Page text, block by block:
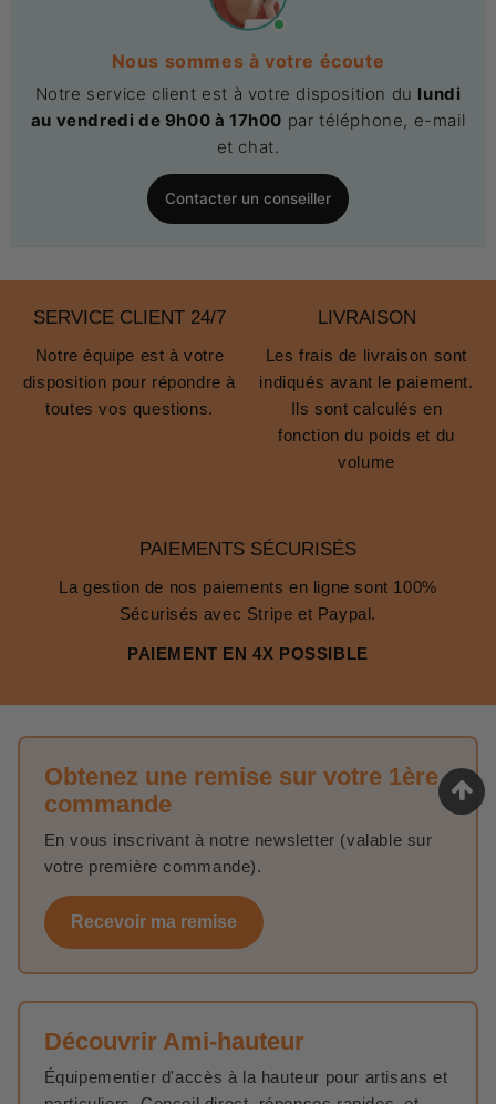
Nous sommes à votre écoute
Notre service client est à votre disposition du lundi
au vendredi de 9h00 à 17h00 par téléphone, e-mail
et chat.
Contacter un conseiller
SERVICE CLIENT 24/7
Notre équipe est à votre
disposition pour répondre à
toutes vos questions.
LIVRAISON
Les frais de livraison sont
indiqués avant le paiement.
Ils sont calculés en
fonction du poids et du
volume
PAIEMENTS SÉCURISÉS
La gestion de nos paiements en ligne sont 100%
Sécurisés avec Stripe et Paypal.
PAIEMENT EN 4X POSSIBLE
Obtenez une remise sur votre 1ère
commande
En vous inscrivant à notre newsletter (valable sur
votre première commande).
Recevoir ma remise
Découvrir Ami-hauteur
Équipementier d'accès à la hauteur pour artisans et